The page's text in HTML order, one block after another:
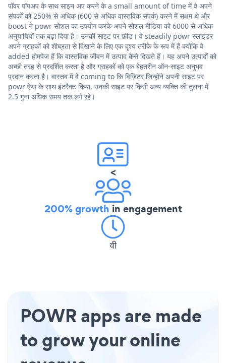
पॉवर पॉपअप के साथ साइन अप करने के a small amount of time में वे अपने
संपर्कों को 250% से अधिक (600 से अधिक वास्तविक संपर्क) करने में सक्षम थे और
boost ने powr सोशल का उपयोग करके अपने सोशल मीडिया को 6000 से अधिक
अनुयायियों तक बढ़ा दिया है। उनकी साइट पर फ़ीड। वे steadily powr स्लाइडर
अपने ग्राहकों को शीघ्रता से दिखाने के लिए एक दृश्य तरीके के रूप में हैं क्योंकि वे
added होमपेज हैं कि वास्तविक जीवन में उत्पाद कैसे दिखते हैं। यह अपने उत्पादों को
अच्छी तरह से प्रदर्शित करता है और ग्राहकों को एक बेहतरीन ऑन-साइट अनुभव
प्रदान करता है। वास्तव में वे coming to कि विज़िटर जिन्होंने अपनी साइट पर
powr ऐप्स के साथ इंटरैक्ट किया, उनकी साइट पर किसी अन्य व्यक्ति की तुलना में
2.5 गुना अधिक समय तक लगे रहे।
<
200% growth in engagement
वी
POWR apps are made
to grow your online